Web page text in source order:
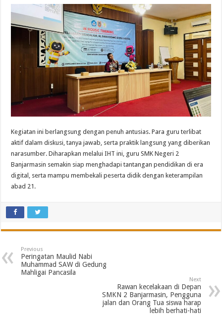
Kegiatan ini berlangsung dengan penuh antusias. Para guru terlibat
aktif dalam diskusi, tanya jawab, serta praktik langsung yang diberikan
narasumber. Diharapkan melalui IHT ini, guru SMK Negeri 2
Banjarmasin semakin siap menghadapi tantangan pendidikan di era
digital, serta mampu membekali peserta didik dengan keterampilan
abad 21.
Previous
Peringatan Maulid Nabi
Muhammad SAW di Gedung
Mahligai Pancasila
Next
Rawan kecelakaan di Depan
SMKN 2 Banjarmasin, Pengguna
jalan dan Orang Tua siswa harap
lebih berhati-hati